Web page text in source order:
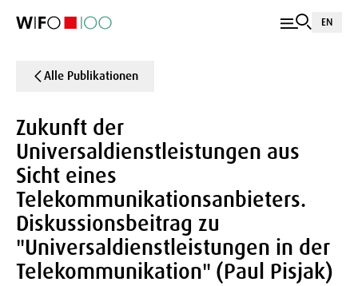
EN
Alle Publikationen
Zukunft der
Universaldienstleistungen aus
Sicht eines
Telekommunikationsanbieters.
Diskussionsbeitrag zu
"Universaldienstleistungen in der
Telekommunikation" (Paul Pisjak)